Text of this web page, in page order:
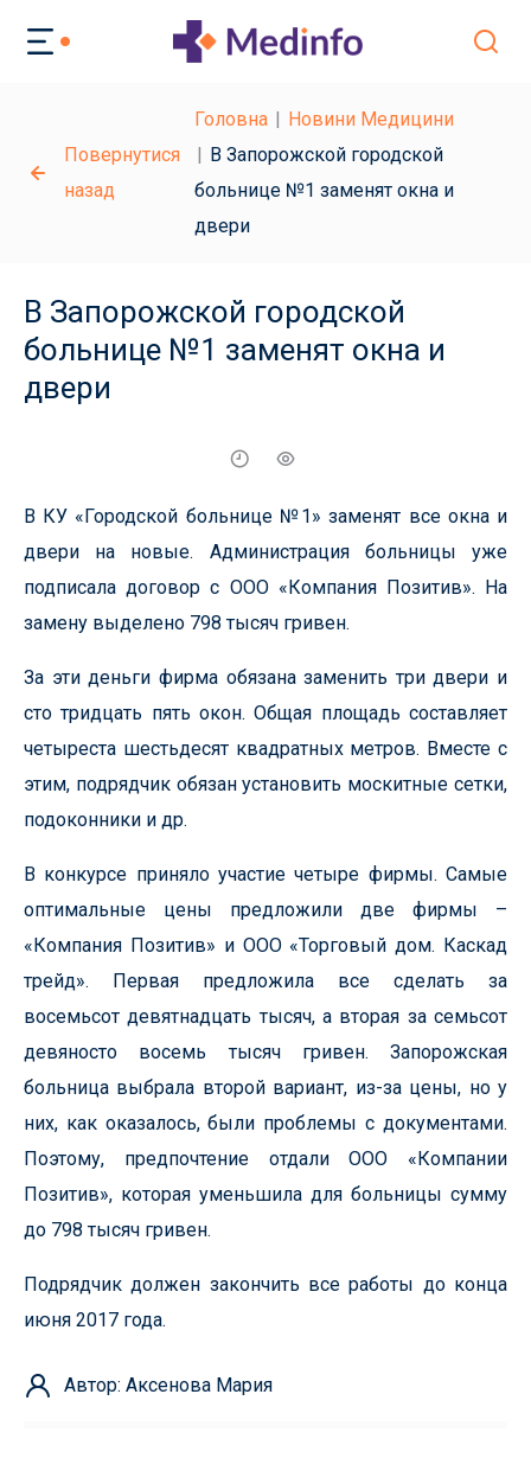
Повернутися
назад
Головна
Новини Медицини
В Запорожской городской
больнице №1 заменят окна и
двери
В Запорожской городской
больнице №1 заменят окна и
двери
В КУ «Городской больнице №1» заменят все окна и
двери на новые. Администрация больницы уже
подписала договор с ООО «Компания Позитив». На
замену выделено 798 тысяч гривен.
За эти деньги фирма обязана заменить три двери и
сто тридцать пять окон. Общая площадь составляет
четыреста шестьдесят квадратных метров. Вместе с
этим, подрядчик обязан установить москитные сетки,
подоконники и др.
В конкурсе приняло участие четыре фирмы. Самые
оптимальные цены предложили две фирмы –
«Компания Позитив» и ООО «Торговый дом. Каскад
трейд». Первая предложила все сделать за
восемьсот девятнадцать тысяч, а вторая за семьсот
девяносто восемь тысяч гривен. Запорожская
больница выбрала второй вариант, из-за цены, но у
них, как оказалось, были проблемы с документами.
Поэтому, предпочтение отдали ООО «Компании
Позитив», которая уменьшила для больницы сумму
до 798 тысяч гривен.
Подрядчик должен закончить все работы до конца
июня 2017 года.
Автор: Аксенова Мария